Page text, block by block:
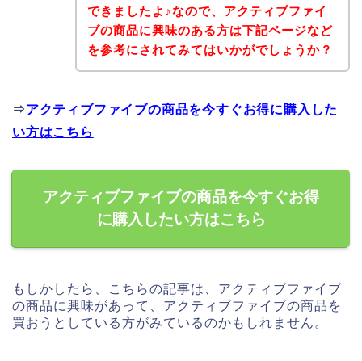
できましたよ♪なので、アクティブファイ
ブの商品に興味のある方は下記ページなど
を参考にされてみてはいかがでしょうか？
⇒アクティブファイブの商品を今すぐお得に購入した
い方はこちら
アクティブファイブの商品を今すぐお得
に購入したい方はこちら
もしかしたら、こちらの記事は、アクティブファイブ
の商品に興味があって、アクティブファイブの商品を
買おうとしている方がみているのかもしれません。